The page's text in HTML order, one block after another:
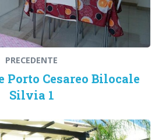
PRECEDENTE
Porto Cesareo Bilocale
Silvia 1